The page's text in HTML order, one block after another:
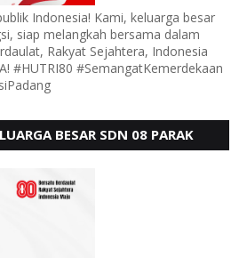
Indonesia! Kami, keluarga besar
siap melangkah bersama dalam
Rakyat Sejahtera, Indonesia
#HUTRI80 #SemangatKemerdekaan
BESAR SDN 08 PARAK